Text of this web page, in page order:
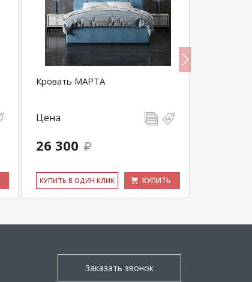
Кровать МАРТА
Цена
26 300
КУ­ПИТЬ В ОДИН КЛИК КУПИТЬ
Заказать звонок